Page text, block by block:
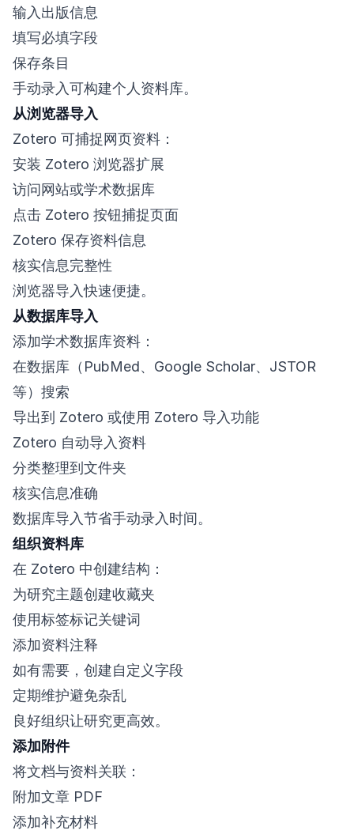
输入出版信息
填写必填字段
保存条目
手动录入可构建个人资料库。
从浏览器导入
Zotero 可捕捉网页资料：
安装 Zotero 浏览器扩展
访问网站或学术数据库
点击 Zotero 按钮捕捉页面
Zotero 保存资料信息
核实信息完整性
浏览器导入快速便捷。
从数据库导入
添加学术数据库资料：
在数据库（PubMed、Google Scholar、JSTOR
等）搜索
导出到 Zotero 或使用 Zotero 导入功能
Zotero 自动导入资料
分类整理到文件夹
核实信息准确
数据库导入节省手动录入时间。
组织资料库
在 Zotero 中创建结构：
为研究主题创建收藏夹
使用标签标记关键词
添加资料注释
如有需要，创建自定义字段
定期维护避免杂乱
良好组织让研究更高效。
添加附件
将文档与资料关联：
附加文章 PDF
添加补充材料